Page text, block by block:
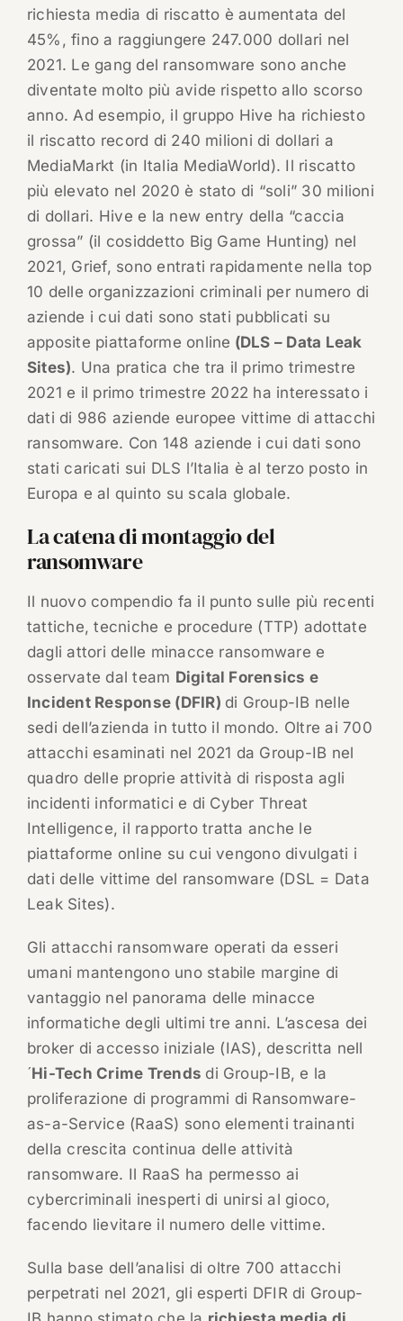
richiesta media di riscatto è aumentata del
45%, fino a raggiungere 247.000 dollari nel
2021. Le gang del ransomware sono anche
diventate molto più avide rispetto allo scorso
anno. Ad esempio, il gruppo Hive ha richiesto
il riscatto record di 240 milioni di dollari a
MediaMarkt (in Italia MediaWorld). Il riscatto
più elevato nel 2020 è stato di “soli” 30 milioni
di dollari. Hive e la new entry della “caccia
grossa” (il cosiddetto Big Game Hunting) nel
2021, Grief, sono entrati rapidamente nella top
10 delle organizzazioni criminali per numero di
aziende i cui dati sono stati pubblicati su
apposite piattaforme online (DLS – Data Leak
Sites). Una pratica che tra il primo trimestre
2021 e il primo trimestre 2022 ha interessato i
dati di 986 aziende europee vittime di attacchi
ransomware. Con 148 aziende i cui dati sono
stati caricati sui DLS l’Italia è al terzo posto in
Europa e al quinto su scala globale.
La catena di montaggio del
ransomware
Il nuovo compendio fa il punto sulle più recenti
tattiche, tecniche e procedure (TTP) adottate
dagli attori delle minacce ransomware e
osservate dal team Digital Forensics e
Incident Response (DFIR) di Group-IB nelle
sedi dell’azienda in tutto il mondo. Oltre ai 700
attacchi esaminati nel 2021 da Group-IB nel
quadro delle proprie attività di risposta agli
incidenti informatici e di Cyber Threat
Intelligence, il rapporto tratta anche le
piattaforme online su cui vengono divulgati i
dati delle vittime del ransomware (DSL = Data
Leak Sites).
Gli attacchi ransomware operati da esseri
umani mantengono uno stabile margine di
vantaggio nel panorama delle minacce
informatiche degli ultimi tre anni. L’ascesa dei
broker di accesso iniziale (IAS), descritta nell
´Hi-Tech Crime Trends di Group-IB, e la
proliferazione di programmi di Ransomware-
as-a-Service (RaaS) sono elementi trainanti
della crescita continua delle attività
ransomware. Il RaaS ha permesso ai
cybercriminali inesperti di unirsi al gioco,
facendo lievitare il numero delle vittime.
Sulla base dell’analisi di oltre 700 attacchi
perpetrati nel 2021, gli esperti DFIR di Group-